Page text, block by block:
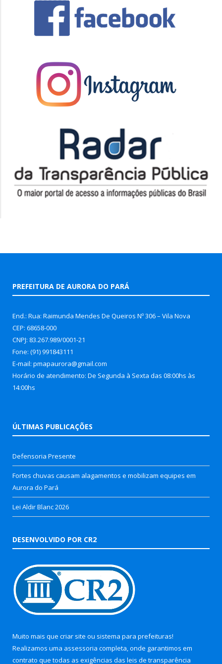
PREFEITURA DE AURORA DO PARÁ
End.: Rua: Raimunda Mendes De Queiros Nº 306 – Vila Nova
CEP: 68658-000
CNPJ: 83.267.989/0001-21
Fone: (91) 991843111
E-mail: pmapaurora@gmail.com
Horário de atendimento: De Segunda à Sexta das 08:00hs às
14:00hs
ÚLTIMAS PUBLICAÇÕES
Defensoria Presente
Fortes chuvas causam alagamentos e mobilizam equipes em
Aurora do Pará
Lei Aldir Blanc 2026
DESENVOLVIDO POR CR2
Muito mais que criar site ou sistema para prefeituras!
Realizamos uma assessoria completa, onde garantimos em
contrato que todas as exigências das leis de transparência